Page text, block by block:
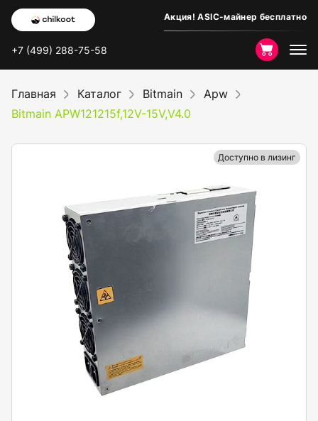
Акция! ASIC-майнер бесплатно
+7 (499) 288-75-58
Главная Каталог Bitmain
Apw
Bitmain APW121215f,12V-15V,V4.0
Доступно в лизинг